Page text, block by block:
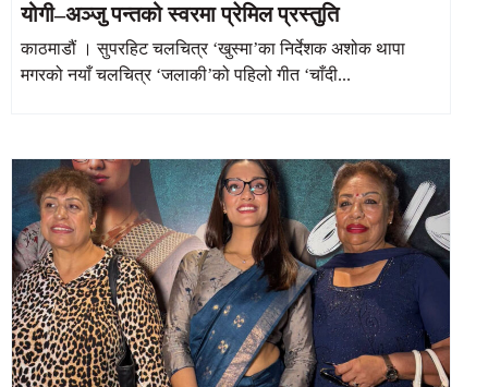
योगी–अञ्जु पन्तको स्वरमा प्रेमिल प्रस्तुति
काठमाडौं । सुपरहिट चलचित्र ‘खुस्मा’का निर्देशक अशोक थापा
मगरको नयाँ चलचित्र ‘जलाकी’को पहिलो गीत ‘चाँदी...